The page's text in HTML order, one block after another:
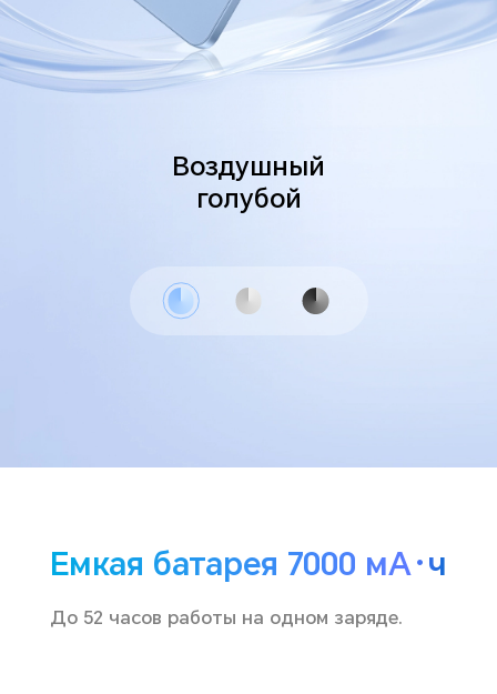
Воздушный
голубой
Емкая батарея 7000 мА·ч
До 52 часов работы на одном заряде.